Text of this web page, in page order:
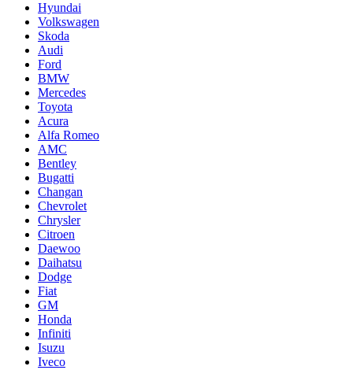
Hyundai
Volkswagen
Skoda
Audi
Ford
BMW
Mercedes
Toyota
Acura
Alfa Romeo
AMC
Bentley
Bugatti
Changan
Chevrolet
Chrysler
Citroen
Daewoo
Daihatsu
Dodge
Fiat
GM
Honda
Infiniti
Isuzu
Iveco